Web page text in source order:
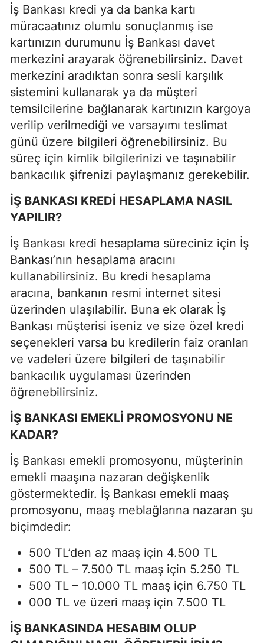
İş Bankası kredi ya da banka kartı
müracaatınız olumlu sonuçlanmış ise
kartınızın durumunu İş Bankası davet
merkezini arayarak öğrenebilirsiniz. Davet
merkezini aradıktan sonra sesli karşılık
sistemini kullanarak ya da müşteri
temsilcilerine bağlanarak kartınızın kargoya
verilip verilmediği ve varsayımı teslimat
günü üzere bilgileri öğrenebilirsiniz. Bu
süreç için kimlik bilgilerinizi ve taşınabilir
bankacılık şifrenizi paylaşmanız gerekebilir.
İŞ BANKASI KREDİ HESAPLAMA NASIL
YAPILIR?
İş Bankası kredi hesaplama süreciniz için İş
Bankası’nın hesaplama aracını
kullanabilirsiniz. Bu kredi hesaplama
aracına, bankanın resmi internet sitesi
üzerinden ulaşılabilir. Buna ek olarak İş
Bankası müşterisi iseniz ve size özel kredi
seçenekleri varsa bu kredilerin faiz oranları
ve vadeleri üzere bilgileri de taşınabilir
bankacılık uygulaması üzerinden
öğrenebilirsiniz.
İŞ BANKASI EMEKLİ PROMOSYONU NE
KADAR?
İş Bankası emekli promosyonu, müşterinin
emekli maaşına nazaran değişkenlik
göstermektedir. İş Bankası emekli maaş
promosyonu, maaş meblağlarına nazaran şu
biçimdedir:
500 TL’den az maaş için 4.500 TL
500 TL – 7.500 TL maaş için 5.250 TL
500 TL – 10.000 TL maaş için 6.750 TL
000 TL ve üzeri maaş için 7.500 TL
İŞ BANKASINDA HESABIM OLUP